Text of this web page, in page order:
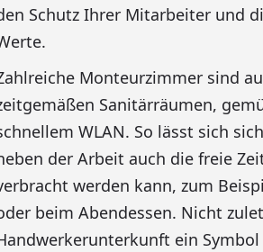
Schutz Ihrer Mitarbeiter und
Monteurzimmer sind
Sanitärräumen,
WLAN. So lässt sich
der Arbeit auch die freie
werden kann, zum
beim Abendessen. Nicht
ein